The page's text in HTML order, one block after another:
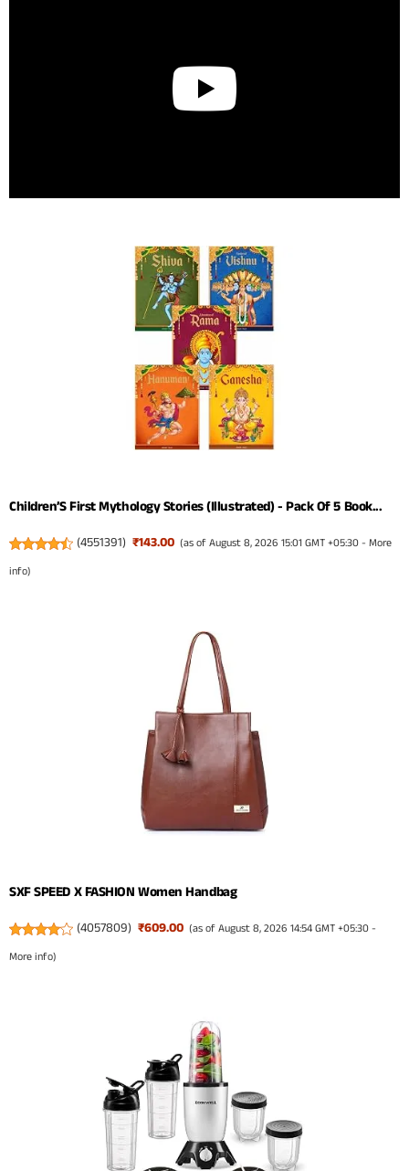
Children’S First Mythology Stories (Illustrated) - Pack Of 5 Book...
(4551391) ₹143.00 (as of August 8, 2026 15:01 GMT +05:30 -More
info)
SXF SPEED X FASHION Women Handbag
(4057809) ₹609.00 (as of August 8, 2026 14:54 GMT +05:30 -
More info)